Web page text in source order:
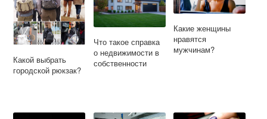
Какой выбрать
городской рюкзак?
Что такое справка
о недвижимости в
собственности
Какие женщины
нравятся
мужчинам?